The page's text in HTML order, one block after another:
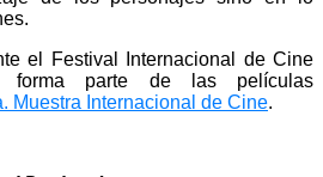
el Festival Internacional de Cine
parte de las películas
Muestra Internacional de Cine.